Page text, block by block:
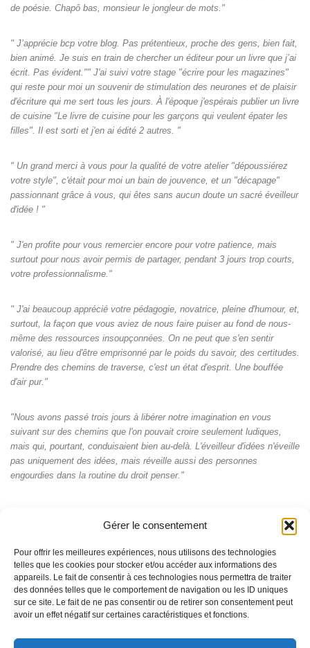
Gérer le consentement
Pour offrir les meilleures expériences, nous utilisons des technologies
telles que les cookies pour stocker et/ou accéder aux informations des
appareils. Le fait de consentir à ces technologies nous permettra de traiter
des données telles que le comportement de navigation ou les ID uniques
sur ce site. Le fait de ne pas consentir ou de retirer son consentement peut
avoir un effet négatif sur certaines caractéristiques et fonctions.
de poésie. Chapô bas, monsieur le jongleur de mots."
" J’apprécie bcp votre blog. Pas prétentieux, proche des gens, bien fait,
bien animé. Je suis en train de chercher un éditeur pour un livre que j’ai
écrit. Pas évident."" J'ai suivi votre stage "écrire pour les magazines"
qui reste pour moi un souvenir de stimulation des neurones et de plaisir
d'écriture qui me sert tous les jours. À l'époque j'espérais publier un livre
de cuisine "Le livre de cuisine pour les garçons qui veulent épater les
filles". Il est sorti et j'en ai édité 2 autres. "
" Un grand merci à vous pour la qualité de votre atelier "dépoussiérez
votre style", c'était pour moi un bain de jouvence, et un "décapage"
passionnant grâce à vous, qui êtes sans aucun doute un sacré éveilleur
d'idée ! "
" J'en profite pour vous remercier encore pour votre patience, mais
surtout pour nous avoir permis de partager, pendant 3 jours trop courts,
votre professionnalisme."
" J'ai beaucoup apprécié votre pédagogie, novatrice, pleine d'humour, et,
surtout, la façon que vous aviez de nous faire puiser au fond de nous-
même des ressources insoupçonnées. On ne peut que s'en sentir
valorisé, au lieu d'être emprisonné par le poids du savoir, des certitudes.
Prendre des chemins de traverse, c'est un état d'esprit. Une bouffée
d'air pur."
"Nous avons passé trois jours à libérer notre imagination en vous
suivant sur des chemins que l'on pouvait croire seulement ludiques,
mais qui, pourtant, conduisaient bien au-delà. L'éveilleur d'idées n'éveille
pas uniquement des idées, mais réveille aussi des personnes
engourdies dans la routine du droit penser."